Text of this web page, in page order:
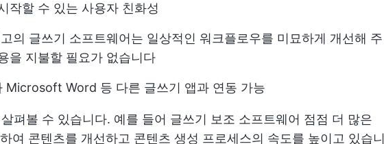
작할 수 있는 사용자 친화성
의 글쓰기 소프트웨어는 일상적인 워크플로우를 미묘하게 개선해 주
을 지불할 필요가 없습니다
Microsoft Word 등 다른 글쓰기 앱과 연동 가능
펴볼 수 있습니다. 예를 들어 글쓰기 보조 소프트웨어 점점 더 많은
여 콘텐츠를 개선하고 콘텐츠 생성 프로세스의 속도를 높이고 있습니